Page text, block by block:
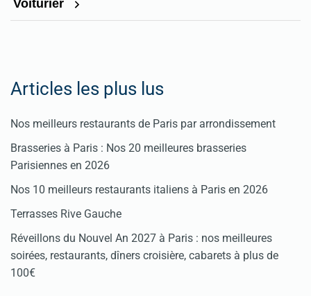
Voiturier
Articles les plus lus
Nos meilleurs restaurants de Paris par arrondissement
Brasseries à Paris : Nos 20 meilleures brasseries
Parisiennes en 2026
Nos 10 meilleurs restaurants italiens à Paris en 2026
Terrasses Rive Gauche
Réveillons du Nouvel An 2027 à Paris : nos meilleures
soirées, restaurants, dîners croisière, cabarets à plus de
100€